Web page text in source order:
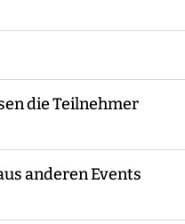
Begrüßung sowie ggf.
bevor es losgeht.
zur Verfügung. Am
eine amtliche
mehrere Guides mit
die Teilnehmer
Die Spiele sind so
empfiehlt sich, wetterfeste
anderen Events